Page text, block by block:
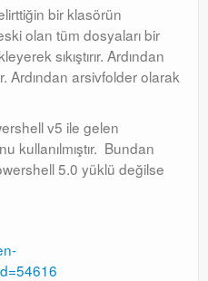
bir klasörün
olan tüm dosyaları bir
sıkıştırır. Ardından
Ardından arsivfolder olarak
v5 ile gelen
kullanılmıştır. Bundan
5.0 yüklü değilse